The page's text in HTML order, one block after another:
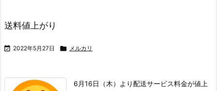
送料値上がり
 2022年5月27日  メルカリ
6月16日（木）より配送サービス料金が値上